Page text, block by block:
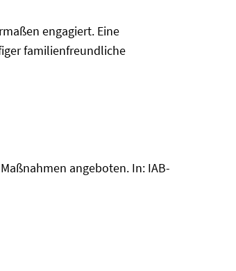
engagiert. Eine
familienfreundliche
angeboten. In: IAB-